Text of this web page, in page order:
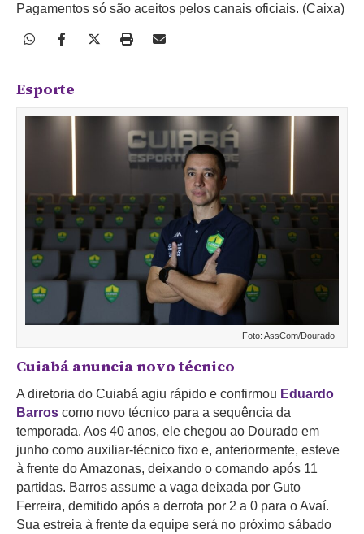
Pagamentos só são aceitos pelos canais oficiais. (Caixa)
Esporte
Foto: AssCom/Dourado
Cuiabá anuncia novo técnico
A diretoria do Cuiabá agiu rápido e confirmou Eduardo
Barros como novo técnico para a sequência da
temporada. Aos 40 anos, ele chegou ao Dourado em
junho como auxiliar-técnico fixo e, anteriormente, esteve
à frente do Amazonas, deixando o comando após 11
partidas. Barros assume a vaga deixada por Guto
Ferreira, demitido após a derrota por 2 a 0 para o Avaí.
Sua estreia à frente da equipe será no próximo sábado